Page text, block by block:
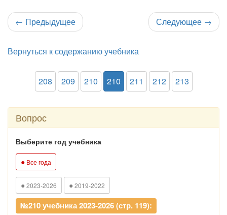
← Предыдущее Следующее →
Вернуться к содержанию учебника
208 209 210 210 211 212 213
Вопрос
Выберите год учебника
● Все года
● 2023-2026 ● 2019-2022
№210 учебника 2023-2026 (стр. 119):